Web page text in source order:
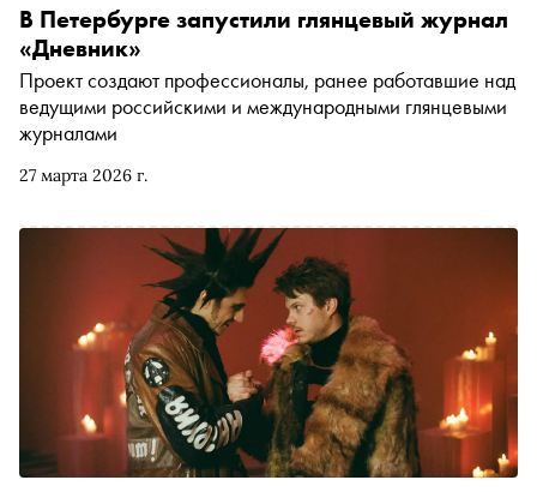
27 марта 2026 г.
В Петербурге запустили глянцевый журнал
«Дневник»
Проект создают профессионалы, ранее работавшие над
ведущими российскими и международными глянцевыми
журналами